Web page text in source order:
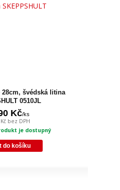
švédská litina
0510JL
Kč/ks
bez DPH
je dostupný
do košíku